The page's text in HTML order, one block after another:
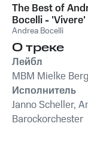
The Best of
Bocelli - 'Vivere'
Andrea Bocelli
О треке
Лейбл
MBM Mielke
Исполнитель
Janno Scheller,
Barockorchester